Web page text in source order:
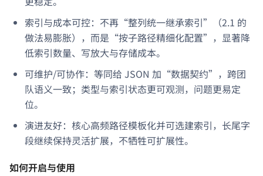
索引与成本可控：不再“整列统一继承索引”（2.1 的
做法易膨胀），而是“按子路径精细化配置”，显著降
低索引数量、写放大与存储成本。
可维护/可协作：等同给 JSON 加“数据契约”，跨团
队语义一致；类型与索引状态更可观测，问题更易定
位。
演进友好：核心高频路径模板化并可选建索引，长尾字
段继续保持灵活扩展，不牺牲可扩展性。
如何开启与使用